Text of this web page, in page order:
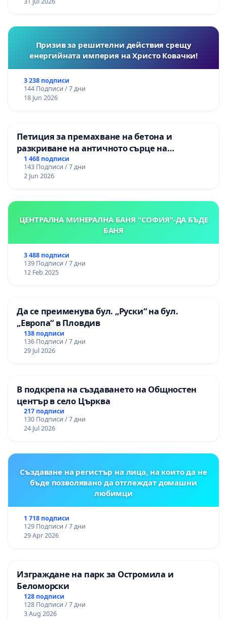
Призив за решителни действия срещу
енергийната империя на Христо Ковачки!
3 238 подписи
144 Подписи / 7 дни
18 Jun 2026
Петиция за премахване на бетона и
разкриване на античното сърце на
Могиланската могила във Враца
1 468 подписи
143 Подписи / 7 дни
2 Jun 2026
ЦЕНТРАЛНА МИНЕРАЛНА БАНЯ "СОФИЯ"-ДА БЪДЕ
БАНЯ
3 488 подписи
139 Подписи / 7 дни
12 Feb 2025
Да се преименува бул. „Руски“ на бул.
„Европа“ в Пловдив
138 подписи
136 Подписи / 7 дни
29 Jul 2026
В подкрепа на създаването на Общностен
център в село Църква
217 подписи
130 Подписи / 7 дни
24 Jul 2026
Създаване на регистър на лица, на които да не
бъде позволявано да отглеждат домашни
любимци
1 718 подписи
129 Подписи / 7 дни
29 Apr 2026
Изграждане на парк за Остромила и
Беломорски
128 подписи
128 Подписи / 7 дни
3 Aug 2026